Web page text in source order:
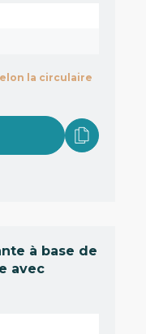
la circulaire
à base de
avec